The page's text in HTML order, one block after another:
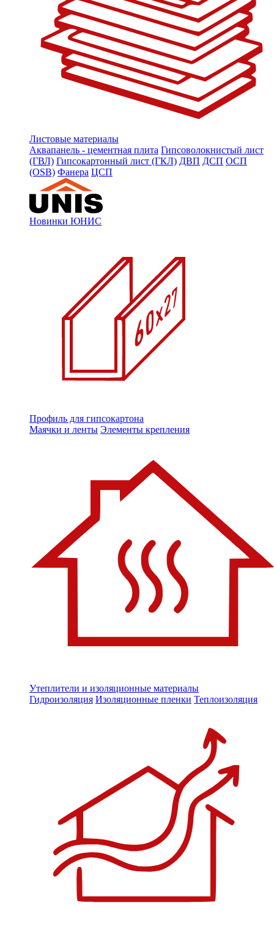
Листовые материалы
Аквапанель - цементная плита Гипсоволокнистый лист
(ГВЛ) Гипсокартонный лист (ГКЛ) ДВП ДСП ОСП
(OSB) Фанера ЦСП
Новинки ЮНИС
Профиль для гипсокартона
Маячки и ленты Элементы крепления
Утеплители и изоляционные материалы
Гидроизоляция Изоляционные пленки Теплоизоляция